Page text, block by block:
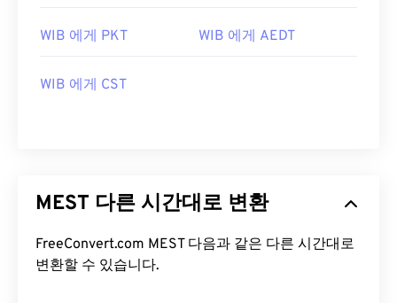
WIB 에게 PKT WIB 에게 AEDT
WIB 에게 CST
MEST 다른 시간대로 변환
FreeConvert.com MEST 다음과 같은 다른 시간대로
변환할 수 있습니다.